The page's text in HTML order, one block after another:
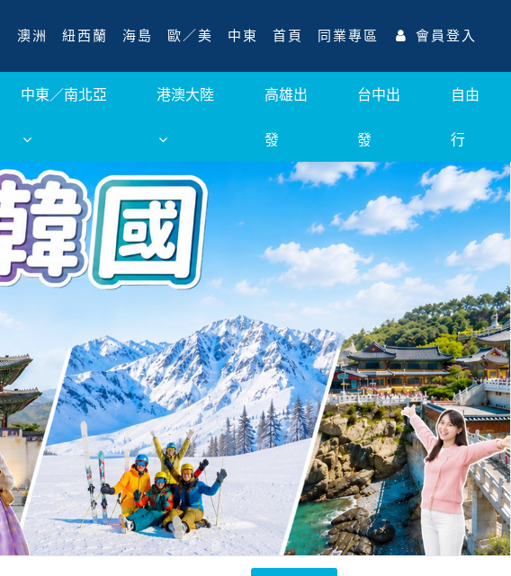
澳洲 紐西蘭 海島 歐／美 中東 首頁 同業專區 會員登入
中東／南北亞 港澳大陸 高雄出
發
台中出
發
自由
行